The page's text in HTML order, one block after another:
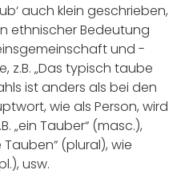
auch klein geschrieben,
ethnischer Bedeutung
und -
z.B. „Das typisch taube
ist anders als bei den
wie als Person, wird
„ein Tauber“ (masc.),
Tauben“ (plural), wie
usw.